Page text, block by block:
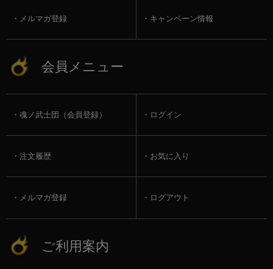
メルマガ登録 キャンペーン情報
会員メニュー
魂ノ武士団（会員登録） ログイン
注文履歴 お気に入り
メルマガ登録 ログアウト
ご利用案内